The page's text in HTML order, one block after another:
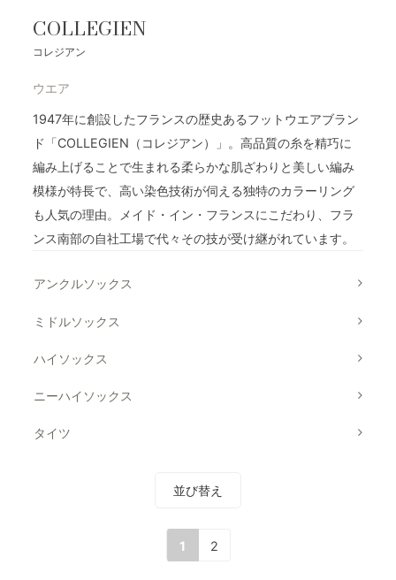
COLLEGIEN
コレジアン
ウエア
1947年に創設したフランスの歴史あるフットウエアブラン
ド「COLLEGIEN（コレジアン）」。高品質の糸を精巧に
編み上げることで生まれる柔らかな肌ざわりと美しい編み
模様が特長で、高い染色技術が伺える独特のカラーリング
も人気の理由。メイド・イン・フランスにこだわり、フラ
ンス南部の自社工場で代々その技が受け継がれています。
アンクルソックス
ミドルソックス
ハイソックス
ニーハイソックス
タイツ
並び替え
1 2